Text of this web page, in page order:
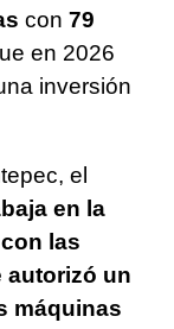
con 79
en 2026
inversión
el
en la
las
autorizó un
máquinas